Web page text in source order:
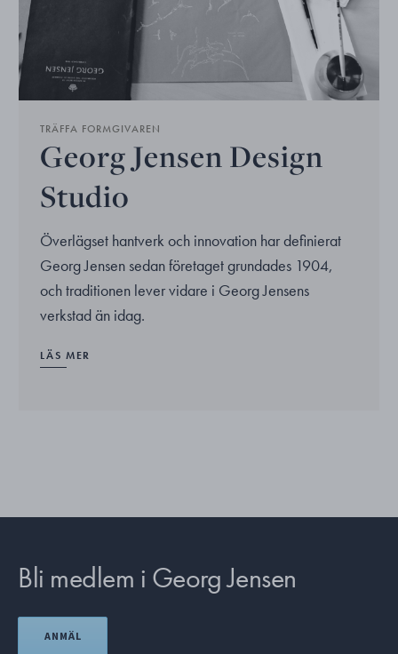
TRÄFFA FORMGIVAREN
Georg Jensen Design
Studio
Överlägset hantverk och innovation har definierat
Georg Jensen sedan företaget grundades 1904,
och traditionen lever vidare i Georg Jensens
verkstad än idag.
LÄS MER
Bli medlem i Georg Jensen
ANMÄL